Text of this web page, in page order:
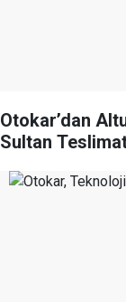
Otokar’dan
Sultan